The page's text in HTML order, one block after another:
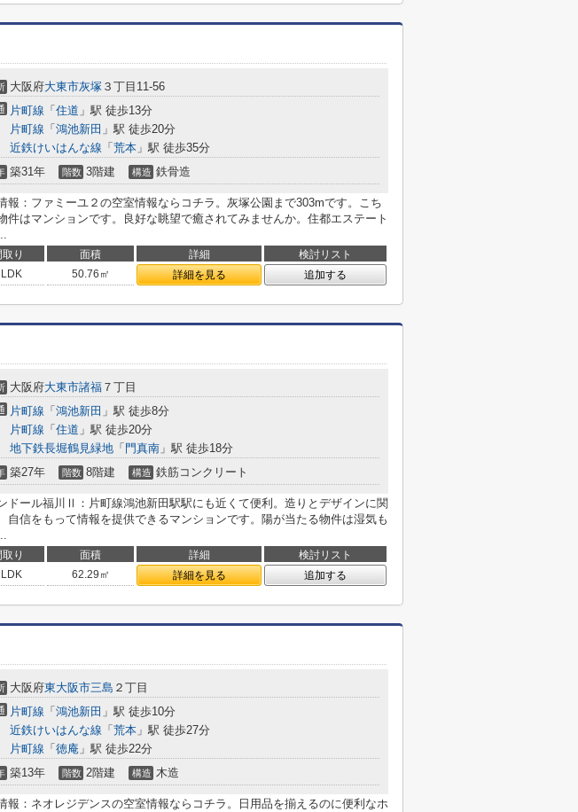
大阪府大東市灰塚 ３丁目11-56
片町線 「 住道 」駅 徒歩13分
片町線 「 鴻池新田 」駅 徒歩20分
近鉄けいはんな線 「 荒本 」駅 徒歩35分
築31年 階数 3階建 構造 鉄骨造
報：ファミーユ２の空室情報ならコチラ。灰塚公園まで303mです。こち
件はマンションです。良好な眺望で癒されてみませんか。住都エステート
取り 面積 詳細
検討リスト
50.76㎡ 詳細を見る 追加する
大阪府大東市諸福 ７丁目
片町線 「 鴻池新田 」駅 徒歩8分
片町線 「 住道 」駅 徒歩20分
地下鉄長堀鶴見緑地 「 門真南 」駅 徒歩18分
築27年 階数 8階建 構造 鉄筋コンクリート
ドール福川Ⅱ：片町線鴻池新田駅駅にも近くて便利。造りとデザインに関
自信をもって情報を提供できるマンションです。陽が当たる物件は湿気も
取り 面積 詳細
検討リスト
62.29㎡ 詳細を見る 追加する
大阪府東大阪市三島 ２丁目
片町線 「 鴻池新田 」駅 徒歩10分
近鉄けいはんな線 「 荒本 」駅 徒歩27分
片町線 「 徳庵 」駅 徒歩22分
築13年 階数 2階建 構造 木造
報：ネオレジデンスの空室情報ならコチラ。日用品を揃えるのに便利なホ